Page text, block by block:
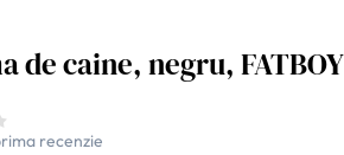
de caine, negru, FATBOY
recenzie